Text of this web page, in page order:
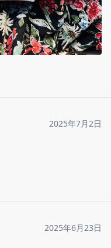
2025年7月2日
2025年6月23日